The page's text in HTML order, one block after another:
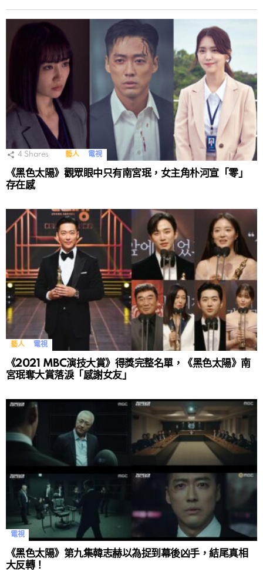
4 Shares 藝人 電視
《黑色太陽》觀眾眼中只有南宮珉，女主角朴河宣「零」
存在感
藝人 電視
《2021 MBC演技大賞》得獎完整名單，《黑色太陽》南
宮珉奪大賞落淚「感謝女友」
電視
《黑色太陽》第九集韓志赫以為捉到幕後凶手，結尾真相
大反轉！